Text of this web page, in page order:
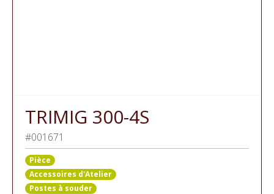
TRIMIG 300-4S
#001671
Pièce
Accessoires d'Atelier
Postes à souder